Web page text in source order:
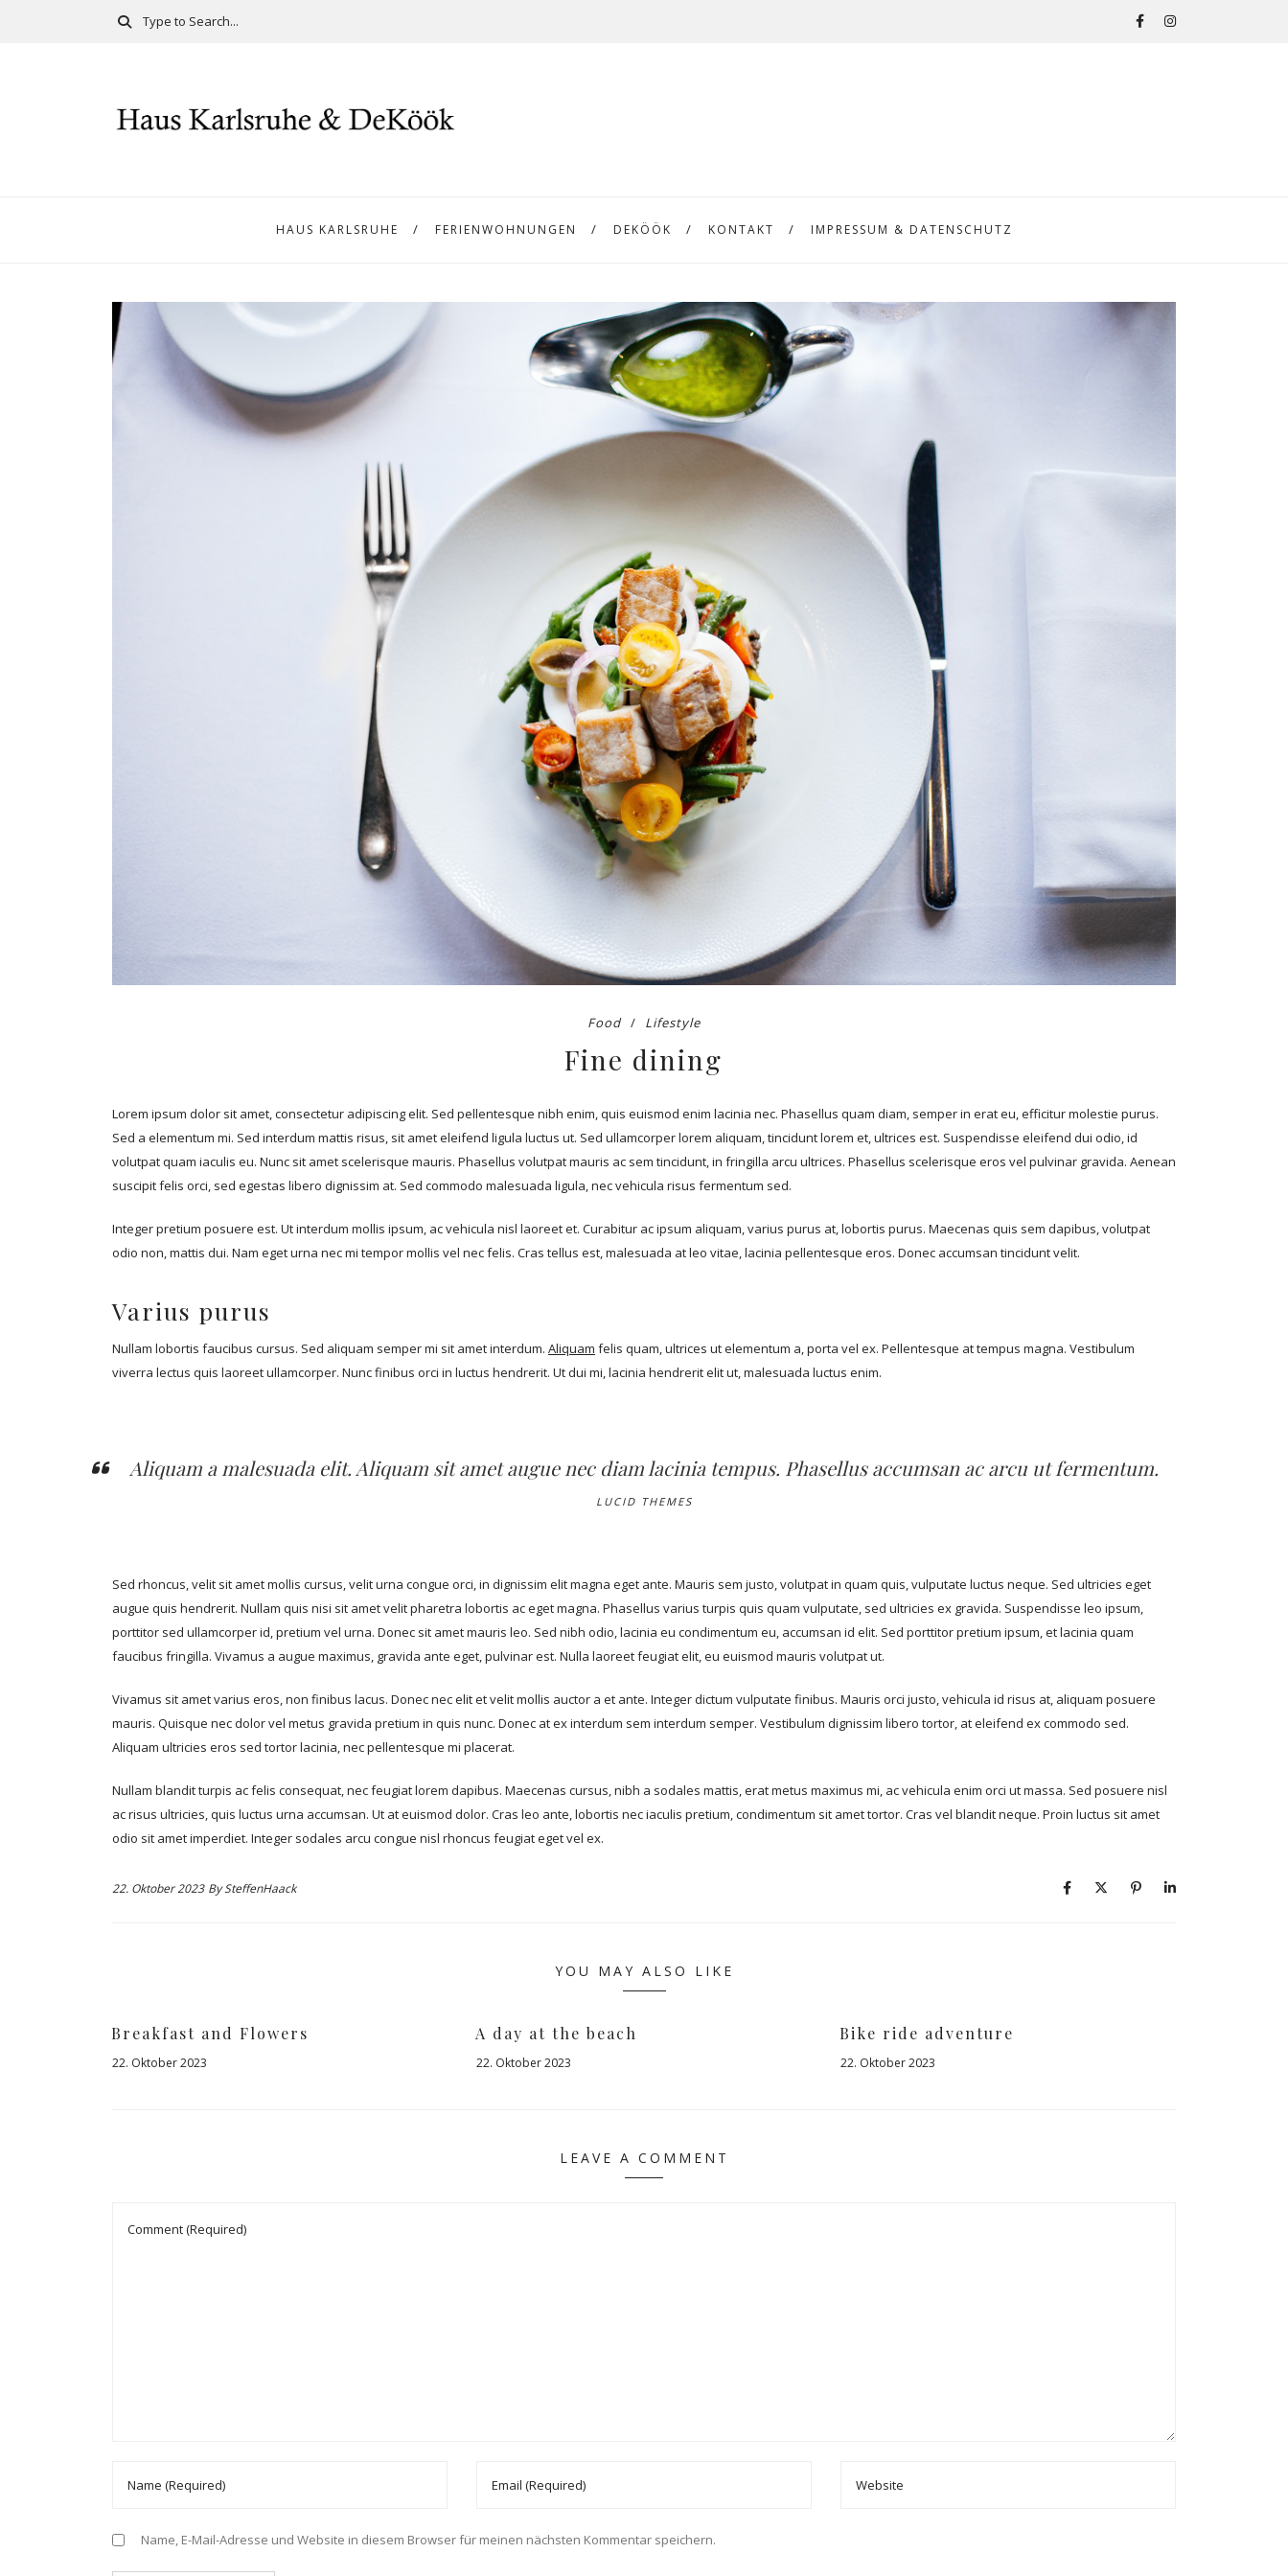
HAUS KARLSRUHE FERIENWOHNUNGEN DEKÖÖK KONTAKT IMPRESSUM & DATENSCHUTZ
Food Lifestyle
Fine dining
Lorem ipsum dolor sit amet, consectetur adipiscing elit. Sed pellentesque nibh enim, quis euismod enim lacinia nec. Phasellus quam diam, semper in erat eu, efficitur molestie purus.
Sed a elementum mi. Sed interdum mattis risus, sit amet eleifend ligula luctus ut. Sed ullamcorper lorem aliquam, tincidunt lorem et, ultrices est. Suspendisse eleifend dui odio, id
volutpat quam iaculis eu. Nunc sit amet scelerisque mauris. Phasellus volutpat mauris ac sem tincidunt, in fringilla arcu ultrices. Phasellus scelerisque eros vel pulvinar gravida. Aenean
suscipit felis orci, sed egestas libero dignissim at. Sed commodo malesuada ligula, nec vehicula risus fermentum sed.
Integer pretium posuere est. Ut interdum mollis ipsum, ac vehicula nisl laoreet et. Curabitur ac ipsum aliquam, varius purus at, lobortis purus. Maecenas quis sem dapibus, volutpat
odio non, mattis dui. Nam eget urna nec mi tempor mollis vel nec felis. Cras tellus est, malesuada at leo vitae, lacinia pellentesque eros. Donec accumsan tincidunt velit.
Varius purus
Nullam lobortis faucibus cursus. Sed aliquam semper mi sit amet interdum. Aliquam felis quam, ultrices ut elementum a, porta vel ex. Pellentesque at tempus magna. Vestibulum
viverra lectus quis laoreet ullamcorper. Nunc finibus orci in luctus hendrerit. Ut dui mi, lacinia hendrerit elit ut, malesuada luctus enim.
Aliquam a malesuada elit. Aliquam sit amet augue nec diam lacinia tempus. Phasellus accumsan ac arcu ut fermentum.
LUCID THEMES
Sed rhoncus, velit sit amet mollis cursus, velit urna congue orci, in dignissim elit magna eget ante. Mauris sem justo, volutpat in quam quis, vulputate luctus neque. Sed ultricies eget
augue quis hendrerit. Nullam quis nisi sit amet velit pharetra lobortis ac eget magna. Phasellus varius turpis quis quam vulputate, sed ultricies ex gravida. Suspendisse leo ipsum,
porttitor sed ullamcorper id, pretium vel urna. Donec sit amet mauris leo. Sed nibh odio, lacinia eu condimentum eu, accumsan id elit. Sed porttitor pretium ipsum, et lacinia quam
faucibus fringilla. Vivamus a augue maximus, gravida ante eget, pulvinar est. Nulla laoreet feugiat elit, eu euismod mauris volutpat ut.
Vivamus sit amet varius eros, non finibus lacus. Donec nec elit et velit mollis auctor a et ante. Integer dictum vulputate finibus. Mauris orci justo, vehicula id risus at, aliquam posuere
mauris. Quisque nec dolor vel metus gravida pretium in quis nunc. Donec at ex interdum sem interdum semper. Vestibulum dignissim libero tortor, at eleifend ex commodo sed.
Aliquam ultricies eros sed tortor lacinia, nec pellentesque mi placerat.
Nullam blandit turpis ac felis consequat, nec feugiat lorem dapibus. Maecenas cursus, nibh a sodales mattis, erat metus maximus mi, ac vehicula enim orci ut massa. Sed posuere nisl
ac risus ultricies, quis luctus urna accumsan. Ut at euismod dolor. Cras leo ante, lobortis nec iaculis pretium, condimentum sit amet tortor. Cras vel blandit neque. Proin luctus sit amet
odio sit amet imperdiet. Integer sodales arcu congue nisl rhoncus feugiat eget vel ex.
22. Oktober 2023 BySteffenHaack
YOU MAY ALSO LIKE
Breakfast and Flowers
22. Oktober 2023
A day at the beach
22. Oktober 2023
Bike ride adventure
22. Oktober 2023
LEAVE A COMMENT
Name, E-Mail-Adresse und Website in diesem Browser für meinen nächsten Kommentar speichern.